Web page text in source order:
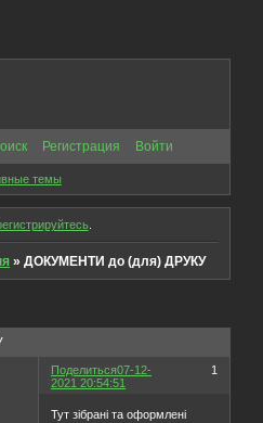
Регистрация Войти
темы
.
»ДОКУМЕНТИ до (для) ДРУКУ
Поделиться 1
07-12-
2021 20:54:51
Тут зібрані та оформлені